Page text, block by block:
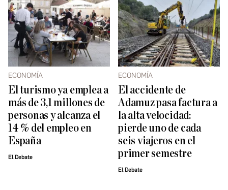
ECONOMÍA
El turismo ya emplea a
más de 3,1 millones de
personas y alcanza el
14 % del empleo en
España
El Debate
ECONOMÍA
El accidente de
Adamuz pasa factura a
la alta velocidad:
pierde uno de cada
seis viajeros en el
primer semestre
El Debate